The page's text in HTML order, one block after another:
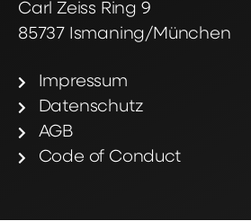
Carl Zeiss Ring 9
85737 Ismaning/München
Impressum
Datenschutz
AGB
Code of Conduct